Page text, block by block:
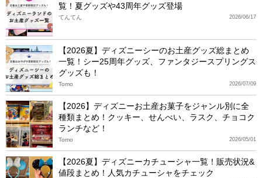
覧！夏グッズや43周年グッズ登場
2026/06/17
てんてん
【2026夏】ディズニーシーのお土産グッズ総まとめ
一覧！シー25周年グッズ、ファンタジースプリングス
グッズも！
2026/07/09
Tomo
【2026】ディズニーお土産お菓子をジャンル別に全
種類まとめ！クッキー、せんべい、ラスク、チョコク
ランチなど！
2026/05/01
Tomo
【2026夏】ディズニーカチューシャ一覧！販売状況&
値段まとめ！人気カチューシャをチェック